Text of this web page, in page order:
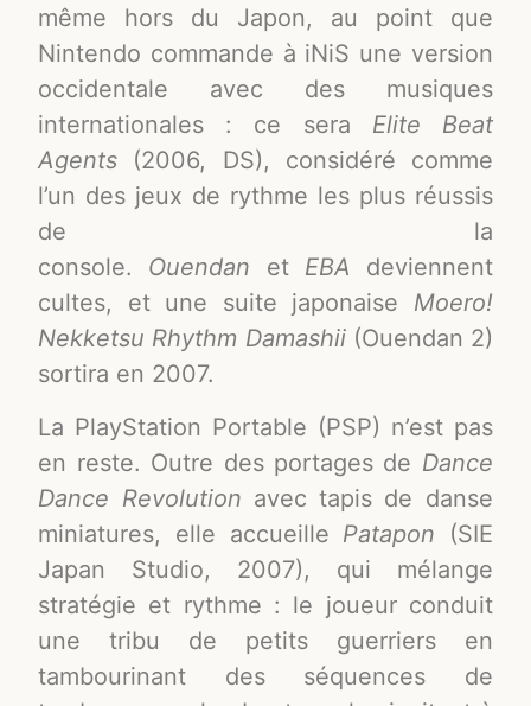
même hors du Japon, au point que
Nintendo commande à iNiS une version
occidentale avec des musiques
internationales : ce sera Elite Beat
Agents (2006, DS), considéré comme
l’un des jeux de rythme les plus réussis
de la
console. Ouendan et EBA deviennent
cultes, et une suite japonaise Moero!
Nekketsu Rhythm Damashii(Ouendan 2)
sortira en 2007.
La PlayStation Portable (PSP) n’est pas
en reste. Outre des portages de Dance
Dance Revolution avec tapis de danse
miniatures, elle accueille Patapon (SIE
Japan Studio, 2007), qui mélange
stratégie et rythme : le joueur conduit
une tribu de petits guerriers en
tambourinant des séquences de